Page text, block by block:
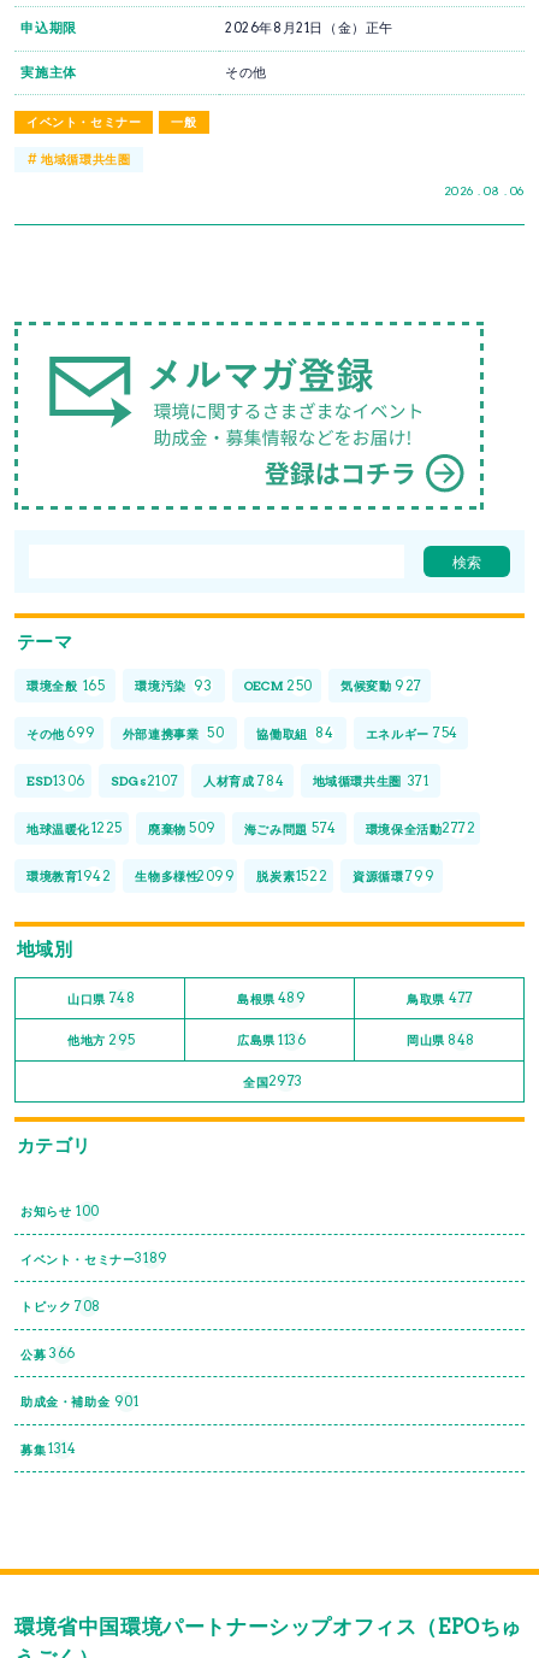
イベント・セミナー 一般
2026 . 08 . 06
申込期限 2026年8月21日（金）正午
実施主体 その他
#地域循環共生圏
テーマ
環境全般 165 環境汚染 93 OECM 250 気候変動 927
その他699 外部連携事業 50 協働取組 84 エネルギー 754
ESD1306 SDGs2107 人材育成 784 地域循環共生圏 371
地球温暖化1225 廃棄物 509 海ごみ問題 574 環境保全活動2772
環境教育1942 生物多様性2099 脱炭素1522 資源循環 799
地域別
山口県 748 島根県 489 鳥取県 477
他地方 295 広島県 1136 岡山県 848
全国2973
カテゴリ
お知らせ 100
イベント・セミナー3189
トピック 708
公募 366
助成金・補助金 901
募集1314
環境省中国環境パートナーシップオフィス（EPOちゅ